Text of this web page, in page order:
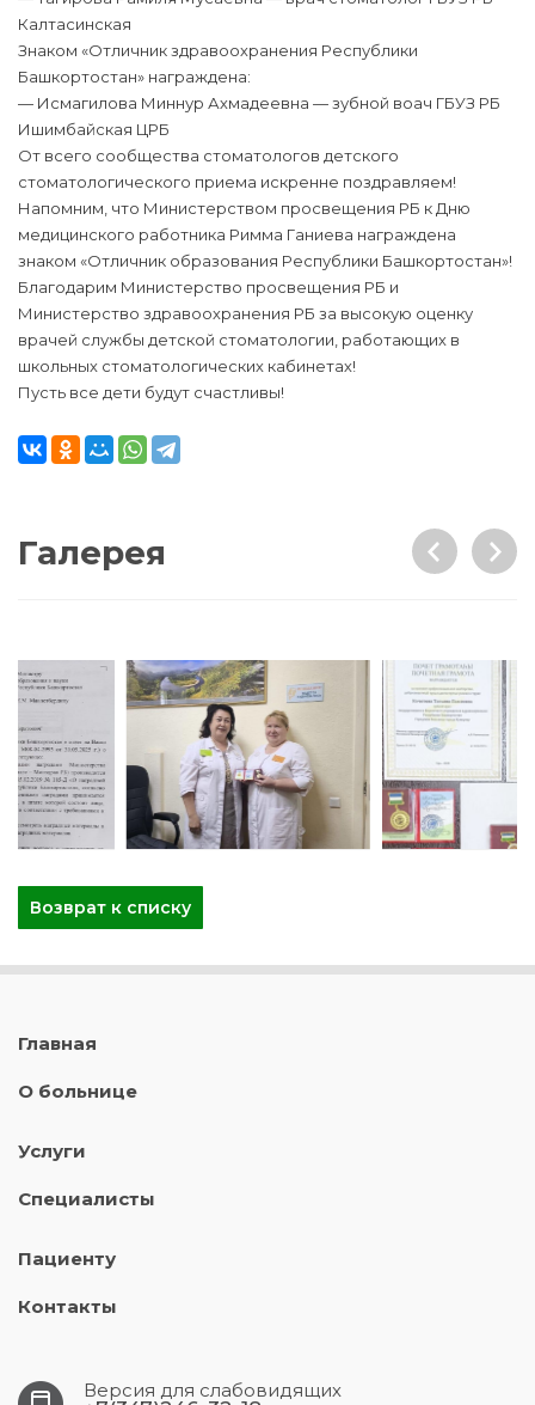
Калтасинская
Знаком «Отличник здравоохранения Республики
Башкортостан» награждена:
— Исмагилова Миннур Ахмадеевна — зубной воач ГБУЗ РБ
Ишимбайская ЦРБ
От всего сообщества стоматологов детского
стоматологического приема искренне поздравляем!
Напомним, что Министерством просвещения РБ к Дню
медицинского работника Римма Ганиева награждена
знаком «Отличник образования Республики Башкортостан»!
Благодарим Министерство просвещения РБ и
Министерство здравоохранения РБ за высокую оценку
врачей службы детской стоматологии, работающих в
школьных стоматологических кабинетах!
Пусть все дети будут счастливы!
Галерея
Возврат к списку
Главная
О больнице
Услуги
Специалисты
Пациенту
Контакты
Версия для слабовидящих